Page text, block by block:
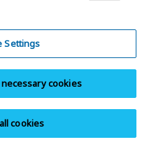
ができます。
容量
Settings
cookies
cookies